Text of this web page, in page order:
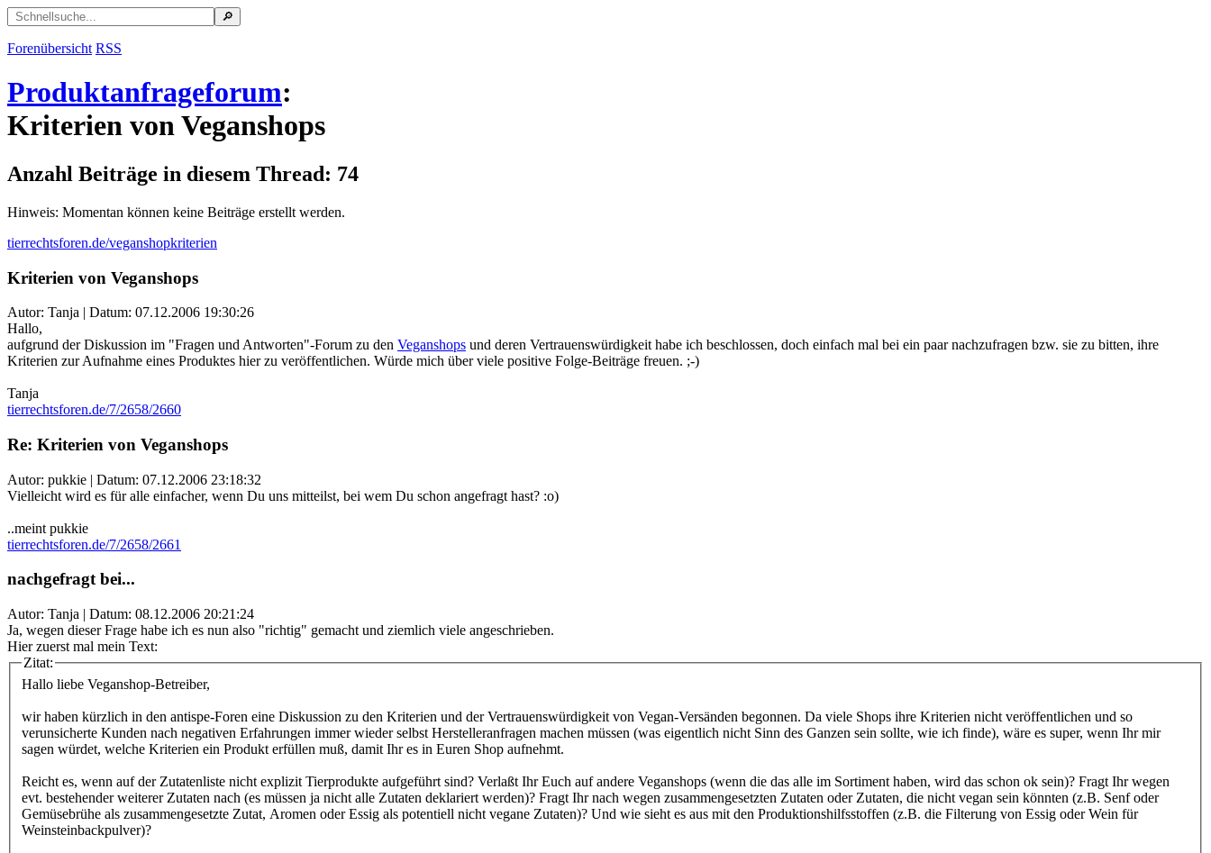
Forenübersicht RSS
Produktanfrageforum:
Kriterien von Veganshops
Anzahl Beiträge in diesem Thread: 74
Hinweis: Momentan können keine Beiträge erstellt werden.
tierrechtsforen.de/veganshopkriterien
Kriterien von Veganshops
Autor: Tanja | Datum: 07.12.2006 19:30:26
Hallo,
aufgrund der Diskussion im "Fragen und Antworten"-Forum zu den Veganshops und deren Vertrauenswürdigkeit habe ich beschlossen, doch einfach mal bei ein paar nachzufragen bzw. sie zu bitten, ihre
Kriterien zur Aufnahme eines Produktes hier zu veröffentlichen. Würde mich über viele positive Folge-Beiträge freuen. ;-)
Tanja
tierrechtsforen.de/7/2658/2660
Re: Kriterien von Veganshops
Autor: pukkie | Datum: 07.12.2006 23:18:32
Vielleicht wird es für alle einfacher, wenn Du uns mitteilst, bei wem Du schon angefragt hast? :o)
..meint pukkie
tierrechtsforen.de/7/2658/2661
nachgefragt bei...
Autor: Tanja | Datum: 08.12.2006 20:21:24
Ja, wegen dieser Frage habe ich es nun also "richtig" gemacht und ziemlich viele angeschrieben.
Hier zuerst mal mein Text:
Zitat:
Hallo liebe Veganshop-Betreiber,
wir haben kürzlich in den antispe-Foren eine Diskussion zu den Kriterien und der Vertrauenswürdigkeit von Vegan-Versänden begonnen. Da viele Shops ihre Kriterien nicht veröffentlichen und so
verunsicherte Kunden nach negativen Erfahrungen immer wieder selbst Herstelleranfragen machen müssen (was eigentlich nicht Sinn des Ganzen sein sollte, wie ich finde), wäre es super, wenn Ihr mir
sagen würdet, welche Kriterien ein Produkt erfüllen muß, damit Ihr es in Euren Shop aufnehmt.
Reicht es, wenn auf der Zutatenliste nicht explizit Tierprodukte aufgeführt sind? Verlaßt Ihr Euch auf andere Veganshops (wenn die das alle im Sortiment haben, wird das schon ok sein)? Fragt Ihr wegen
evt. bestehender weiterer Zutaten nach (es müssen ja nicht alle Zutaten deklariert werden)? Fragt Ihr nach wegen zusammengesetzten Zutaten oder Zutaten, die nicht vegan sein könnten (z.B. Senf oder
Gemüsebrühe als zusammengesetzte Zutat, Aromen oder Essig als potentiell nicht vegane Zutaten)? Und wie sieht es aus mit den Produktionshilfsstoffen (z.B. die Filterung von Essig oder Wein für
Weinsteinbackpulver)?